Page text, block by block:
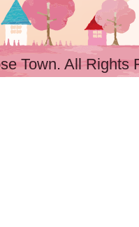
Town. All Rights